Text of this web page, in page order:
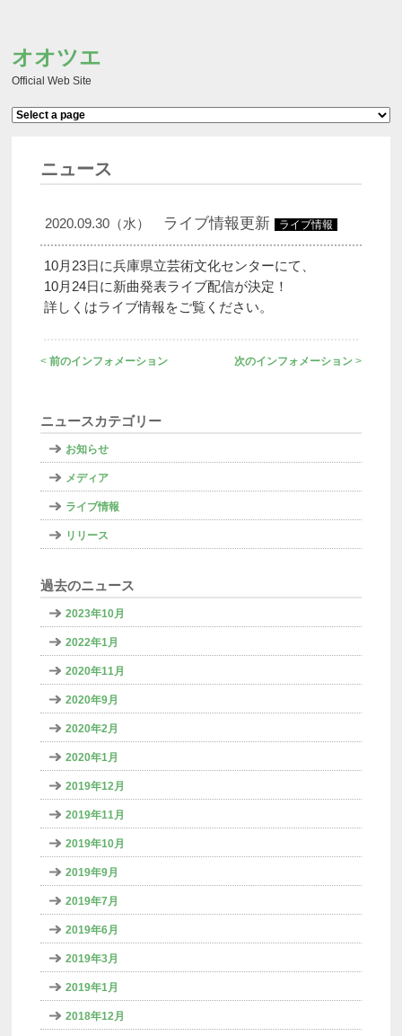
オオツエ
Official Web Site
ヘッダーメニュー
ニュース
2020.09.30（水） ライブ情報更新 ライブ情報
10月23日に兵庫県立芸術文化センターにて、
10月24日に新曲発表ライブ配信が決定！
詳しくはライブ情報をご覧ください。
ニュース ナビゲーション
< 前のインフォメーション 次のインフォメーション >
ニュースカテゴリー
お知らせ
メディア
ライブ情報
リリース
過去のニュース
2023年10月
2022年1月
2020年11月
2020年9月
2020年2月
2020年1月
2019年12月
2019年11月
2019年10月
2019年9月
2019年7月
2019年6月
2019年3月
2019年1月
2018年12月